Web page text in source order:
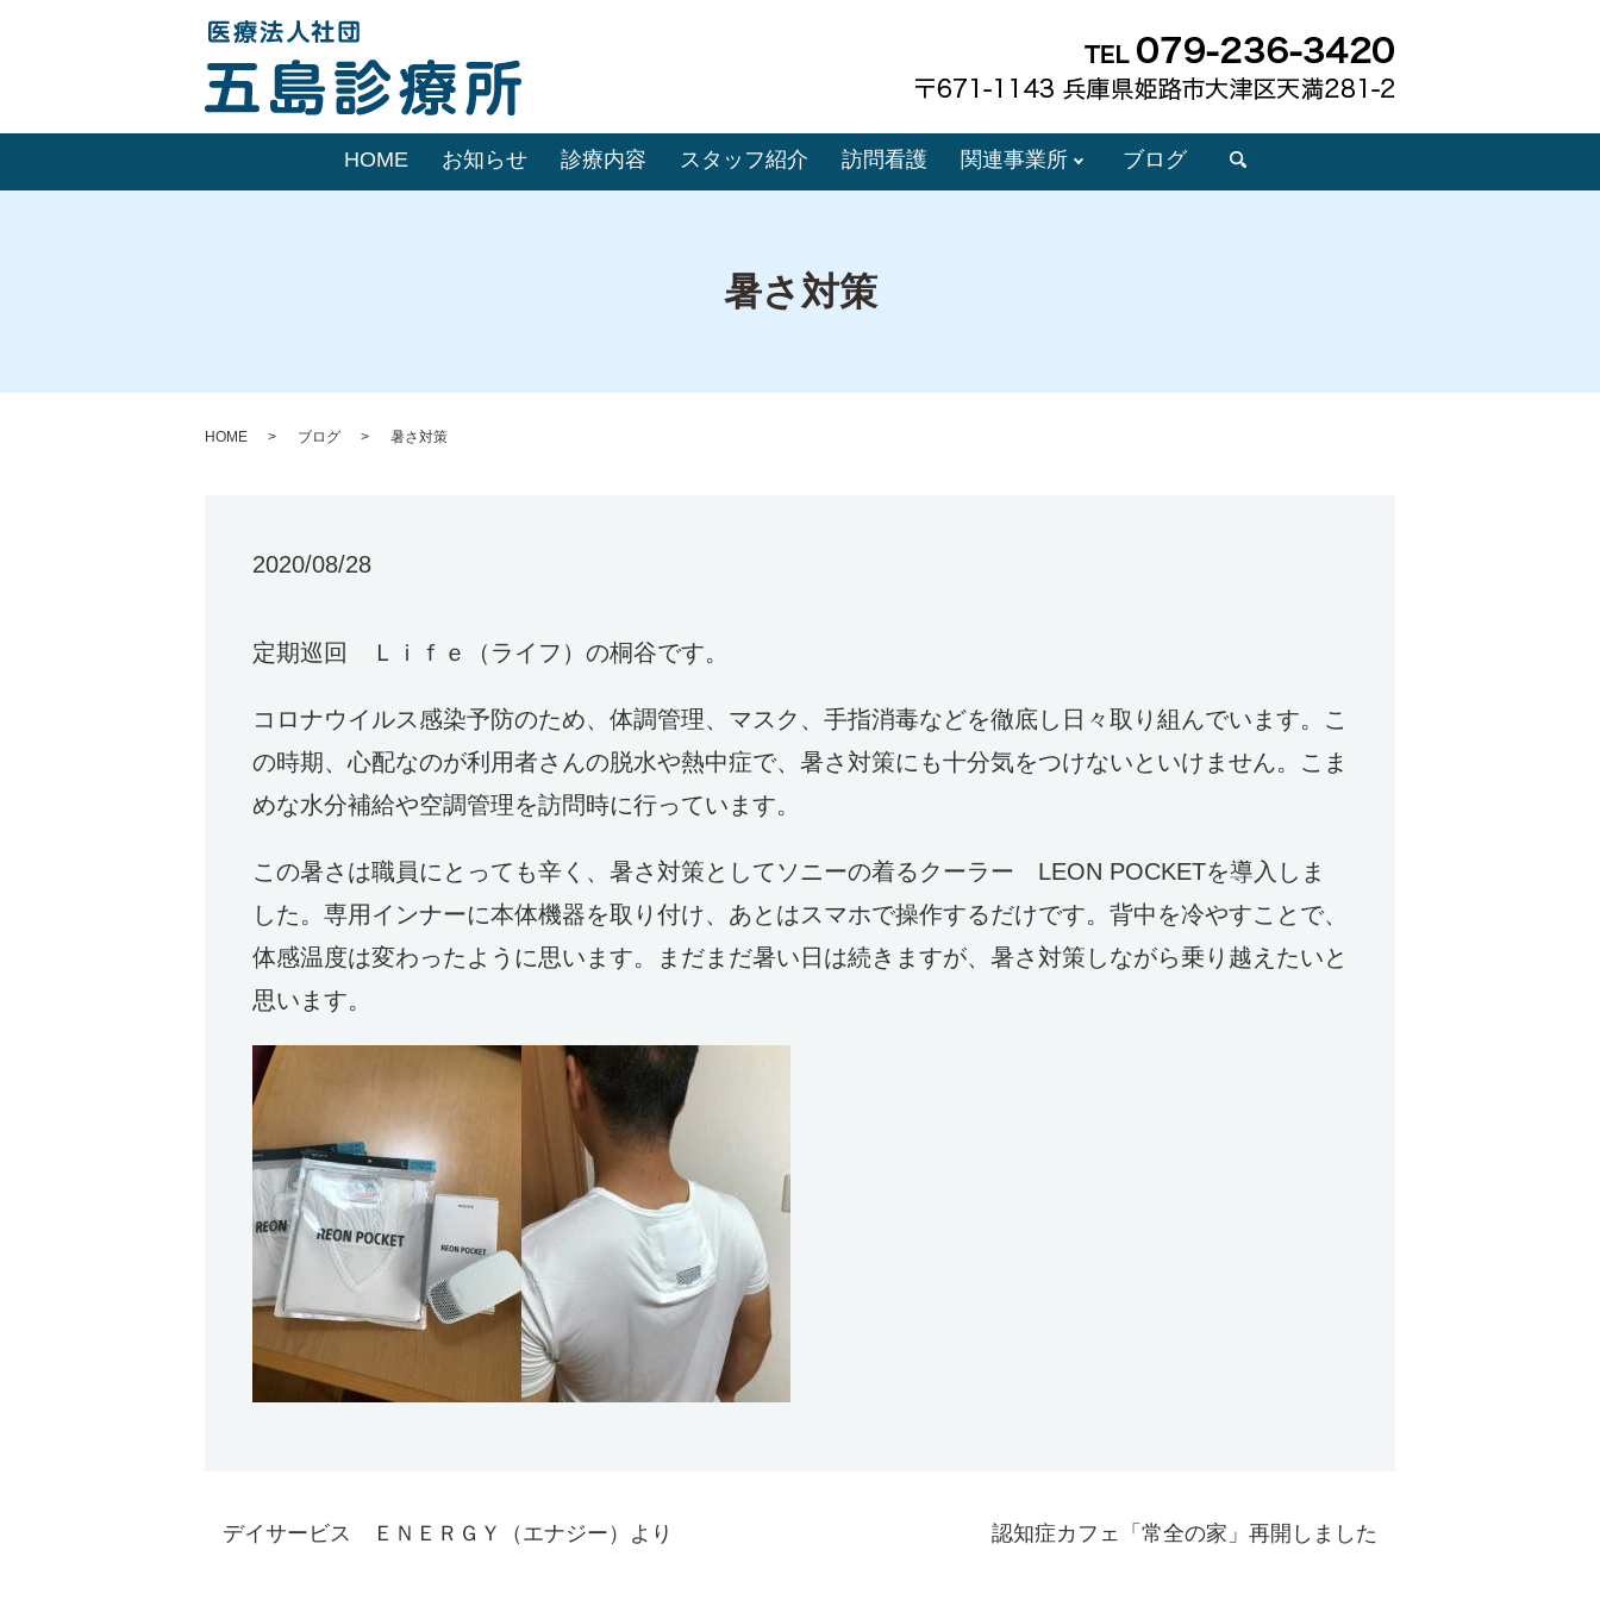
HOME お知らせ 診療内容 スタッフ紹介 訪問看護 関連事業所 ブログ
暑さ対策
HOME ブログ 暑さ対策
2020/08/28
定期巡回 Ｌｉｆｅ（ライフ）の桐谷です。
コロナウイルス感染予防のため、体調管理、マスク、手指消毒などを徹底し日々取り組んでいます。こ
の時期、心配なのが利用者さんの脱水や熱中症で、暑さ対策にも十分気をつけないといけません。こま
めな水分補給や空調管理を訪問時に行っています。
この暑さは職員にとっても辛く、暑さ対策としてソニーの着るクーラー LEON POCKETを導入しま
した。専用インナーに本体機器を取り付け、あとはスマホで操作するだけです。背中を冷やすことで、
体感温度は変わったように思います。まだまだ暑い日は続きますが、暑さ対策しながら乗り越えたいと
思います。
デイサービス ＥＮＥＲＧＹ（エナジー）より 認知症カフェ「常全の家」再開しました